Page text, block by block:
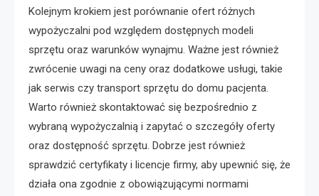
Kolejnym krokiem jest porównanie ofert różnych
wypożyczalni pod względem dostępnych modeli
sprzętu oraz warunków wynajmu. Ważne jest również
zwrócenie uwagi na ceny oraz dodatkowe usługi, takie
jak serwis czy transport sprzętu do domu pacjenta.
Warto również skontaktować się bezpośrednio z
wybraną wypożyczalnią i zapytać o szczegóły oferty
oraz dostępność sprzętu. Dobrze jest również
sprawdzić certyfikaty i licencje firmy, aby upewnić się, że
działa ona zgodnie z obowiązującymi normami